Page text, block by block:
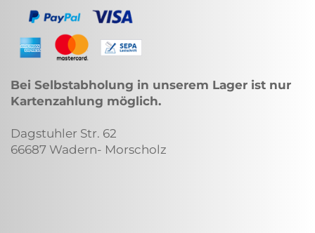
Bei Selbstabholung in unserem Lager ist nur
Kartenzahlung möglich.
Dagstuhler Str. 62
66687 Wadern- Morscholz